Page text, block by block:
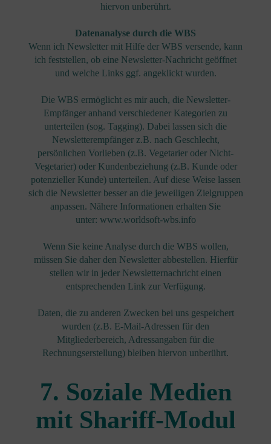
hiervon unberührt.
Datenanalyse durch die WBS
Wenn ich Newsletter mit Hilfe der WBS versende, kann
ich feststellen, ob eine Newsletter-Nachricht geöffnet
und welche Links ggf. angeklickt wurden.
Die WBS ermöglicht es mir auch, die Newsletter-
Empfänger anhand verschiedener Kategorien zu
unterteilen (sog. Tagging). Dabei lassen sich die
Newsletterempfänger z.B. nach Geschlecht,
persönlichen Vorlieben (z.B. Vegetarier oder Nicht-
Vegetarier) oder Kundenbeziehung (z.B. Kunde oder
potenzieller Kunde) unterteilen. Auf diese Weise lassen
sich die Newsletter besser an die jeweiligen Zielgruppen
anpassen. Nähere Informationen erhalten Sie
unter: www.worldsoft-wbs.info
Wenn Sie keine Analyse durch die WBS wollen,
müssen Sie daher den Newsletter abbestellen. Hierfür
stellen wir in jeder Newsletternachricht einen
entsprechenden Link zur Verfügung.
Daten, die zu anderen Zwecken bei uns gespeichert
wurden (z.B. E-Mail-Adressen für den
Mitgliederbereich, Adressangaben für die
Rechnungserstellung) bleiben hiervon unberührt.
7. Soziale Medien
mit Shariff-Modul